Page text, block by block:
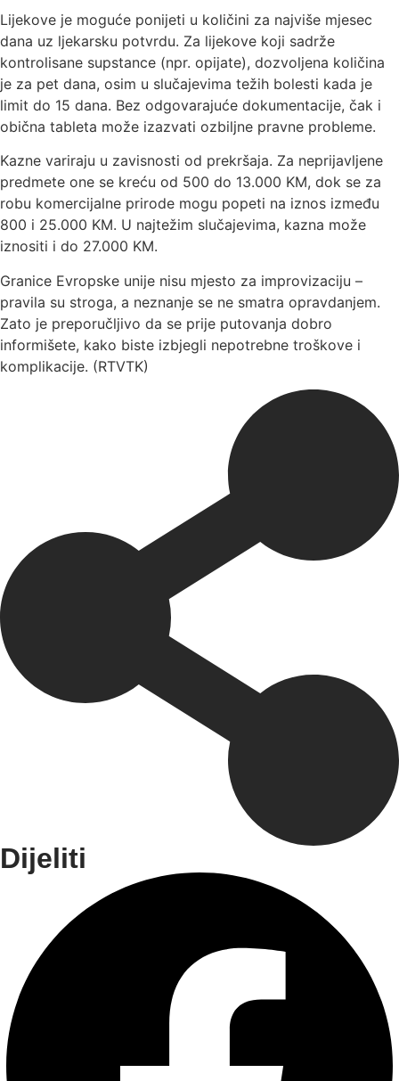
Lijekove je moguće ponijeti u količini za najviše mjesec
dana uz ljekarsku potvrdu. Za lijekove koji sadrže
kontrolisane supstance (npr. opijate), dozvoljena količina
je za pet dana, osim u slučajevima težih bolesti kada je
limit do 15 dana. Bez odgovarajuće dokumentacije, čak i
obična tableta može izazvati ozbiljne pravne probleme.
Kazne variraju u zavisnosti od prekršaja. Za neprijavljene
predmete one se kreću od 500 do 13.000 KM, dok se za
robu komercijalne prirode mogu popeti na iznos između
800 i 25.000 KM. U najtežim slučajevima, kazna može
iznositi i do 27.000 KM.
Granice Evropske unije nisu mjesto za improvizaciju –
pravila su stroga, a neznanje se ne smatra opravdanjem.
Zato je preporučljivo da se prije putovanja dobro
informišete, kako biste izbjegli nepotrebne troškove i
komplikacije. (RTVTK)
Dijeliti